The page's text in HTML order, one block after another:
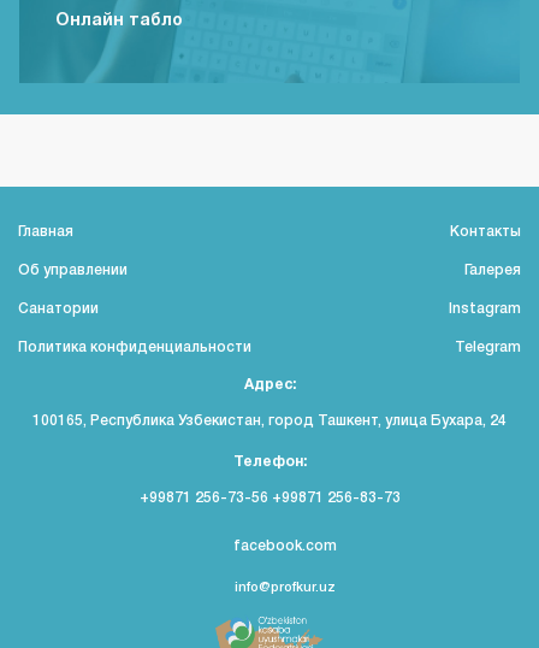
Онлайн табло
Главная
Об управлении
Санатории
Политика конфиденциальности
Контакты
Галерея
Instagram
Telegram
Адрес:
100165, Республика Узбекистан, город Ташкент, улица Бухара, 24
Телефон:
+99871 256-73-56 +99871 256-83-73
facebook.com
info@profkur.uz